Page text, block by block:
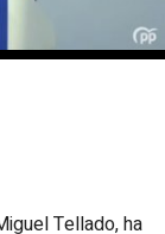
Tellado, ha